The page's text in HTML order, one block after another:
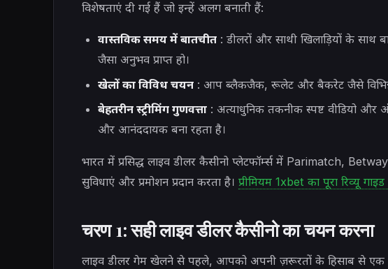
विशेषताएं दी गई हैं जो इन्हें अलग बनाती हैं:
वास्तविक समय में बातचीत: डीलरों और साथी खिलाड़ियों के साथ
जैसा अनुभव प्राप्त हो।
खेलों का विविध चयन: आप ब्लैकजैक, रूलेट और बैकरेट जैसे
बेहतरीन स्ट्रीमिंग गुणवत्ता: अत्याधुनिक तकनीक स्पष्ट वीडियो और
और आनंददायक बना रहता है।
भारत में प्रसिद्ध लाइव डीलर कैसीनो प्लेटफॉर्म्स में Parimatch,
सुविधाएं और प्रमोशन प्रदान करता है। प्रीमियम 1xbet का पूरा रिव्यू
चरण 1: सही लाइव डीलर कैसीनो का चयन करना
लाइव डीलर गेम खेलने से पहले, आपको अपनी ज़रूरतों के हिसाब से एक